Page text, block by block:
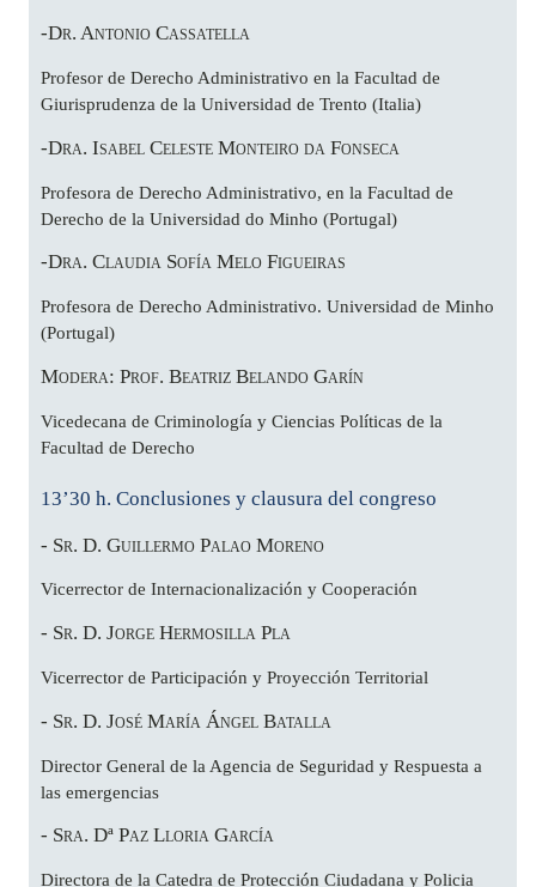
-Dr. Antonio Cassatella
Profesor de Derecho Administrativo en la Facultad de
Giurisprudenza de la Universidad de Trento (Italia)
-Dra. Isabel Celeste Monteiro da Fonseca
Profesora de Derecho Administrativo, en la Facultad de
Derecho de la Universidad do Minho (Portugal)
-Dra. Claudia Sofía Melo Figueiras
Profesora de Derecho Administrativo. Universidad de Minho
(Portugal)
Modera: Prof. Beatriz Belando Garín
Vicedecana de Criminología y Ciencias Políticas de la
Facultad de Derecho
13’30 h. Conclusiones y clausura del congreso
- Sr. D. Guillermo Palao Moreno
Vicerrector de Internacionalización y Cooperación
- Sr. D. Jorge Hermosilla Pla
Vicerrector de Participación y Proyección Territorial
- Sr. D. José María Ángel Batalla
Director General de la Agencia de Seguridad y Respuesta a
las emergencias
- Sra. Dª Paz Lloria García
Directora de la Catedra de Protección Ciudadana y Policia